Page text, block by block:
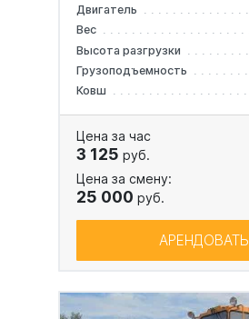
Двигатель
Вес
Высота разгрузки
Грузоподъемность
Ковш
Цена за час
3 125 руб.
Цена за смену:
25 000 руб.
АРЕНДОВАТЬ